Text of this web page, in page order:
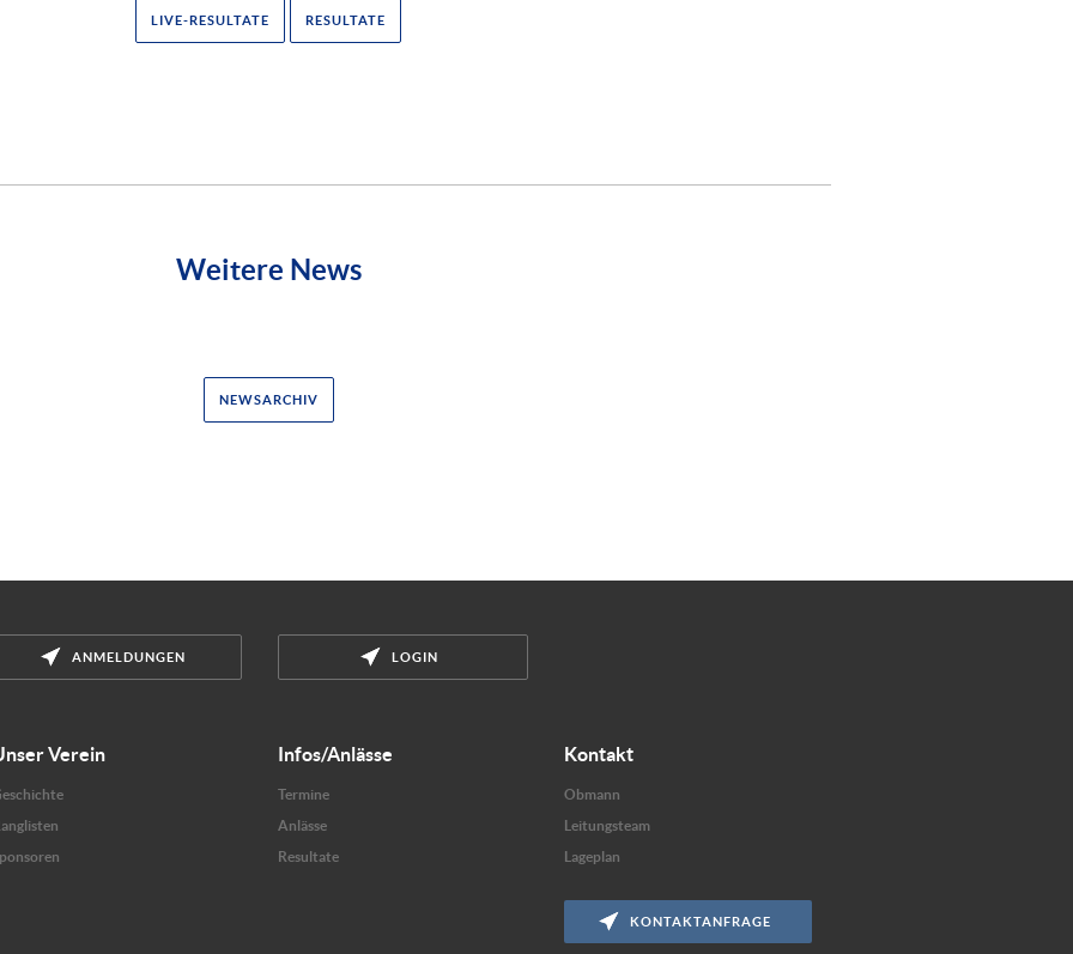
LIVE-RESULTATE RESULTATE
Weitere News
NEWSARCHIV
ANMELDUNGEN LOGIN
Verein Infos/Anlässe
Termine
Anlässe
Resultate
Kontakt
Obmann
Leitungsteam
Lageplan
KONTAKTANFRAGE